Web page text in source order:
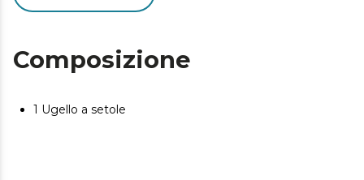
Composizione
1 Ugello a setole